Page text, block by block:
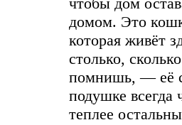
домом. Это
которая живёт
столько,
помнишь, — её
подушке всегда
теплее